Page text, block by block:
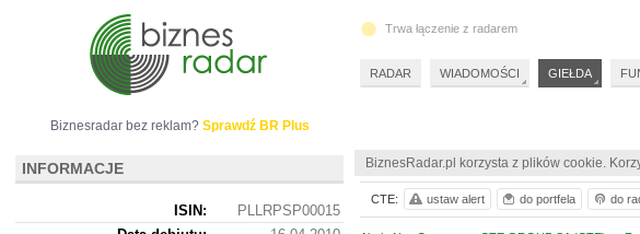
BiznesRadar.pl korzysta z plików cookie.
CTE: ustaw alert do portfela do
Biznesradar bez reklam? Sprawdź BR Plus
INFORMACJE
ISIN:
PLLRPSP00015
Trwa łączenie z radarem
RADAR WIADOMOŚCI GIEŁDA